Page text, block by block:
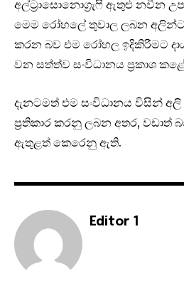
අල්ට්‍රාසොනොග්‍රැෆි ඇතුළු නවීන
මෙම රෝහලේ තුවාල ලබන අලින්ට
කරන බව එම රෝහල ඉදිකිරීමට
වන සත්ත්ව සංවිධානය ප්‍රකාශ
දැනටමත් එම සංවිධානය විසින්
ප්‍රතිකාර කරනු ලබන අතර, වඩාත්
ඇතුළත් කෙරෙනු ඇති.
Editor 1